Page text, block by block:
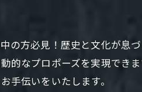
の方必見！歴史と文化が息
的なプロポーズを実現でき
手伝いをいたします。